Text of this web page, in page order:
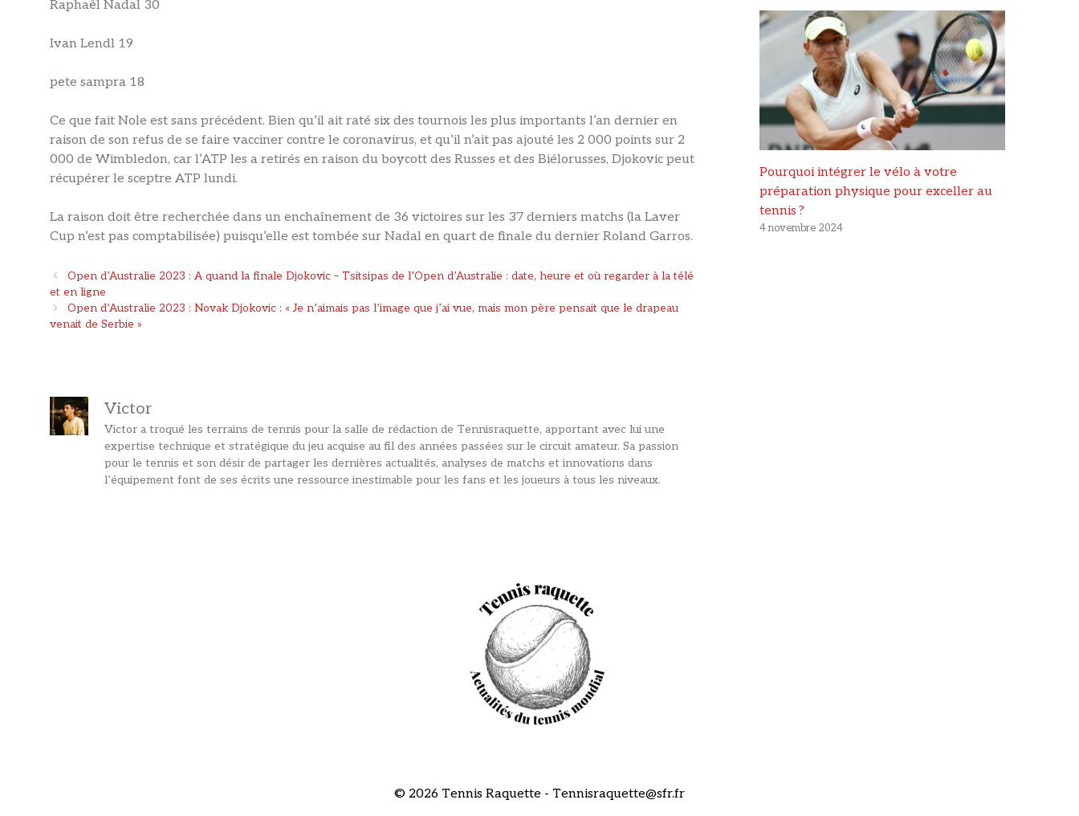
Raphaël Nadal 30
Ivan Lendl 19
pete sampra 18
Ce que fait Nole est sans précédent. Bien qu’il ait raté six des tournois les plus importants l’an dernier en
raison de son refus de se faire vacciner contre le coronavirus, et qu’il n’ait pas ajouté les 2 000 points sur 2
000 de Wimbledon, car l’ATP les a retirés en raison du boycott des Russes et des Biélorusses, Djokovic peut
récupérer le sceptre ATP lundi.
La raison doit être recherchée dans un enchaînement de 36 victoires sur les 37 derniers matchs (la Laver
Cup n’est pas comptabilisée) puisqu’elle est tombée sur Nadal en quart de finale du dernier Roland Garros.
Navigation
des
articles
Open d’Australie 2023 : A quand la finale Djokovic – Tsitsipas de l’Open d’Australie : date, heure et où regarder à la télé
et en ligne
Open d’Australie 2023 : Novak Djokovic : « Je n’aimais pas l’image que j’ai vue, mais mon père pensait que le drapeau
venait de Serbie »
Victor
Victor a troqué les terrains de tennis pour la salle de rédaction de Tennisraquette, apportant avec lui une
expertise technique et stratégique du jeu acquise au fil des années passées sur le circuit amateur. Sa passion
pour le tennis et son désir de partager les dernières actualités, analyses de matchs et innovations dans
l’équipement font de ses écrits une ressource inestimable pour les fans et les joueurs à tous les niveaux.
Pourquoi intégrer le vélo à votre
préparation physique pour exceller au
tennis ?
4 novembre 2024
© 2026 Tennis Raquette - Tennisraquette@sfr.fr